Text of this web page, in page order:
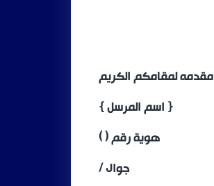
مقدمه لمقامكم الكريم
{ اسم المرسل }
هوية رقم ( )
جوال /